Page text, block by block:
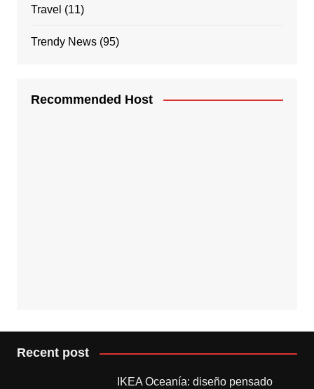
Travel (11)
Trendy News(95)
Recommended Host
Recent post
IKEA Oceanía: diseño pensado